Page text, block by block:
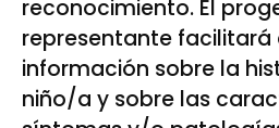
reconocimiento. El
representante facilitará
información sobre la
niño/a y sobre las